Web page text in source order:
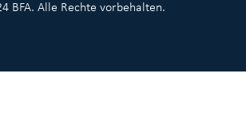
BFA. Alle Rechte vorbehalten.